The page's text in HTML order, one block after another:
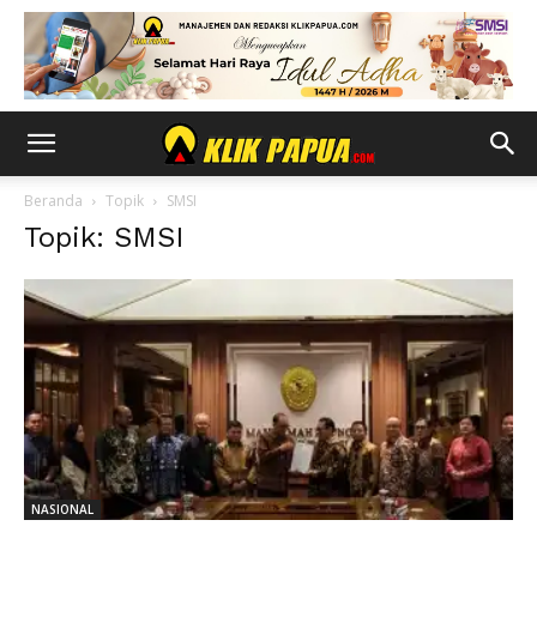
Beranda Topik SMSI
Topik: SMSI
NASIONAL